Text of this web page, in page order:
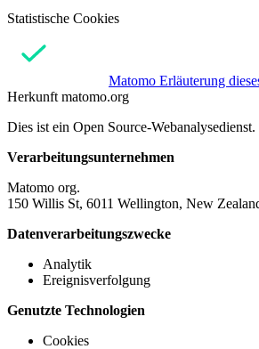
Statistische Cookies
Matomo Erläuterung
Herkunft matomo.org
Dies ist ein Open Source-Webanalysedienst.
Verarbeitungsunternehmen
Matomo org.
150 Willis St, 6011 Wellington, New
Datenverarbeitungszwecke
Analytik
Ereignisverfolgung
Genutzte Technologien
Cookies